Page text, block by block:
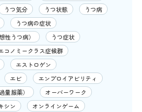
うつ気分 うつ状態
うつ病
うつ病の症状
性うつ病）
うつ症状
コノミークラス症候群
エストロゲン
エビ
エンプロイアビリティ
量服薬）
オーバーワーク
シン
オンラインゲーム